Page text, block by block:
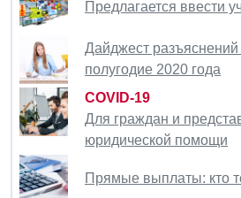
Предлагается ввести
Дайджест разъяснений
полугодие 2020 года
COVID-19
Для граждан и
юридической помощи
Прямые выплаты: кто